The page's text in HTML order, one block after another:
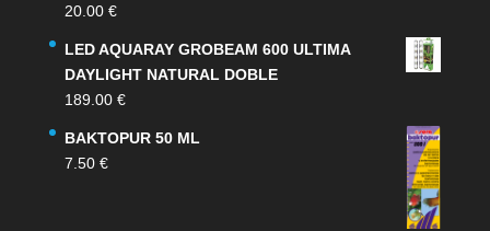
20.00 €
LED AQUARAY GROBEAM 600 ULTIMA
DAYLIGHT NATURAL DOBLE
189.00 €
BAKTOPUR 50 ML
7.50 €